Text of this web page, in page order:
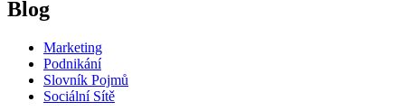
Blog
Marketing
Podnikání
Slovník Pojmů
Sociální Sítě